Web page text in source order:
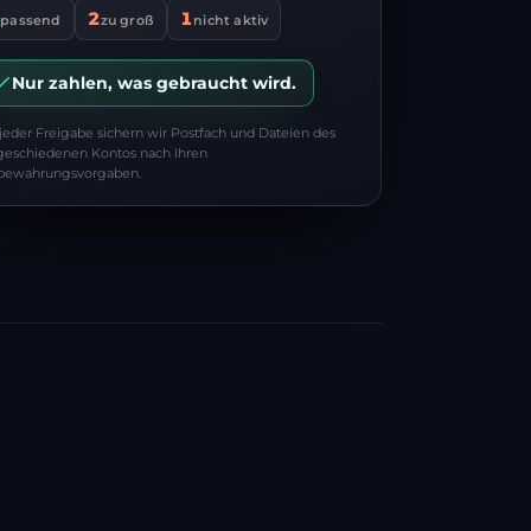
passend 2zu groß 1nicht aktiv
Nur zahlen, was gebraucht wird.
Freigabe sichern wir Postfach und Dateien des
Kontos nach Ihren